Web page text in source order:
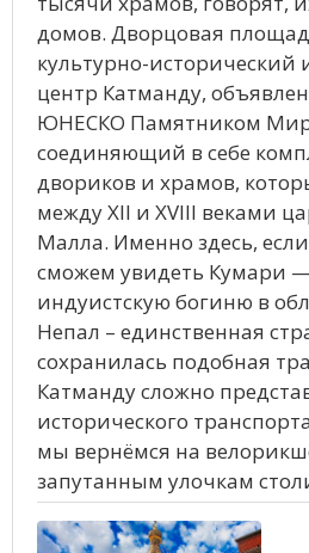
домов. Дворцовая
культурно-исторический
центр Катманду,
ЮНЕСКО Памятником
соединяющий в себе
двориков и храмов,
между XII и XVIII веками
Малла. Именно здесь,
сможем увидеть Кумари
индуистскую богиню в
Непал – единственная
сохранилась подобная
Катманду сложно
исторического
мы вернёмся на
запутанным улочкам